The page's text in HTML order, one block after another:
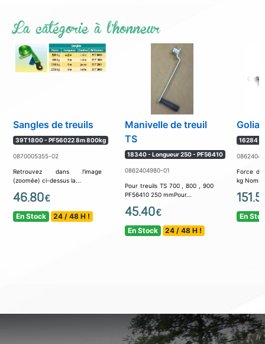
La catégorie à l'honneur
Sangles de treuils
39T1800 - PF56022 8m 800kg
0870005355-02
Retrouvez dans l'image
(zoomée) ci-dessus la...
46.80€
En Stock 24 / 48 H !
Manivelle de treuil
TS
18340 - Longueur 250 - PF56410
0862404980-01
Pour treuils TS 700 , 800 , 900
PF56410 250 mmPour...
45.40€
En Stock 24 / 48 H !
16284 -
Force de
kg
En